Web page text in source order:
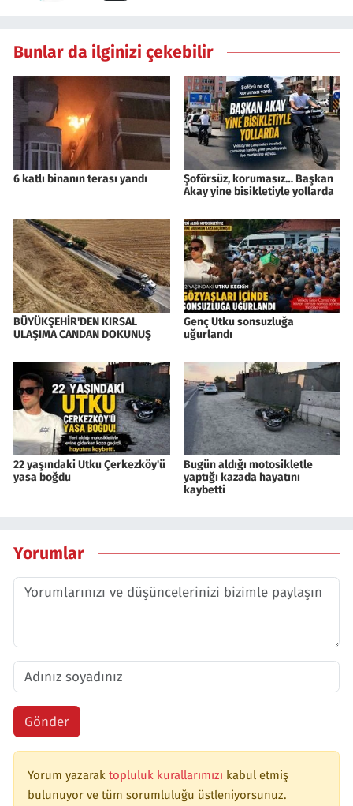
Bunlar da ilginizi çekebilir
6 katlı binanın terası yandı
Şoförsüz, korumasız… Başkan
Akay yine bisikletiyle yollarda
BÜYÜKŞEHİR'DEN KIRSAL
ULAŞIMA CANDAN DOKUNUŞ
Genç Utku sonsuzluğa
uğurlandı
22 yaşındaki Utku Çerkezköy'ü
yasa boğdu
Bugün aldığı motosikletle
yaptığı kazada hayatını
kaybetti
Yorumlar
Gönder
Yorum yazarak topluluk kurallarımızı kabul etmiş
bulunuyor ve tüm sorumluluğu üstleniyorsunuz.